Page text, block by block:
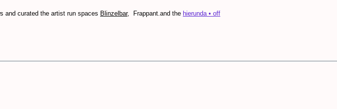
and curated the artist run spaces Blinzelbar, Frappant.and the hierunda • off